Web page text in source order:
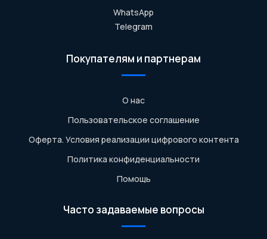
WhatsApp
Telegram
Покупателям и партнерам
О нас
Пользовательское соглашение
Оферта. Условия реализации цифрового контента
Политика конфиденциальности
Помощь
Часто задаваемые вопросы